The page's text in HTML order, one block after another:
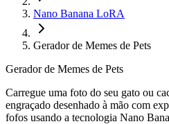
Nano Banana LoRA
Gerador de Memes de Pets
Gerador de Memes de Pets
Carregue uma foto do seu gato ou
engraçado desenhado à mão com
fofos usando a tecnologia Nano